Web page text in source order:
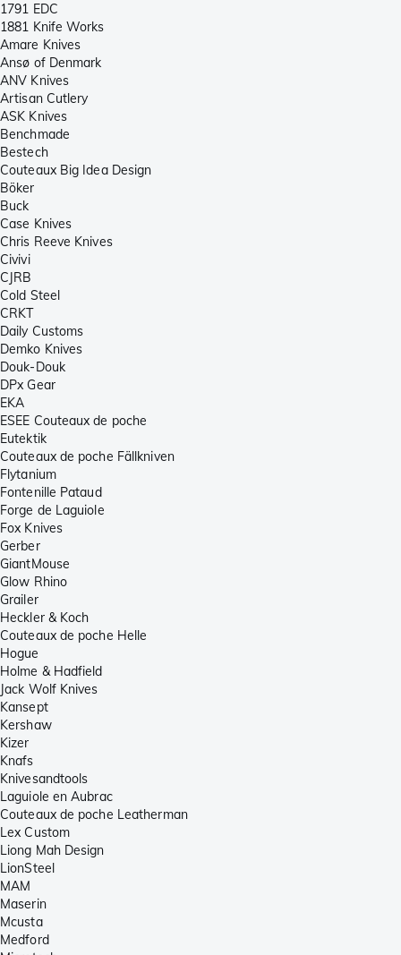
1791 EDC
1881 Knife Works
Amare Knives
Ansø of Denmark
ANV Knives
Artisan Cutlery
ASK Knives
Benchmade
Bestech
Couteaux Big Idea Design
Böker
Buck
Case Knives
Chris Reeve Knives
Civivi
CJRB
Cold Steel
CRKT
Daily Customs
Demko Knives
Douk-Douk
DPx Gear
EKA
ESEE Couteaux de poche
Eutektik
Couteaux de poche Fällkniven
Flytanium
Fontenille Pataud
Forge de Laguiole
Fox Knives
Gerber
GiantMouse
Glow Rhino
Grailer
Heckler & Koch
Couteaux de poche Helle
Hogue
Holme & Hadfield
Jack Wolf Knives
Kansept
Kershaw
Kizer
Knafs
Knivesandtools
Laguiole en Aubrac
Couteaux de poche Leatherman
Lex Custom
Liong Mah Design
LionSteel
MAM
Maserin
Mcusta
Medford